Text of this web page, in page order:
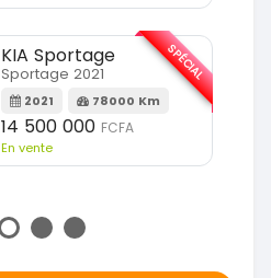
KIA Sportage
Sportage 2021
2021 78000 Km
14 500 000 FCFA
En vente
SPÉCIAL